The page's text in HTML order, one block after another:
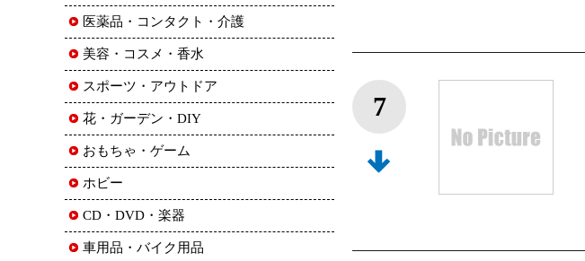
7
医薬品・コンタクト・介護
美容・コスメ・香水
スポーツ・アウトドア
花・ガーデン・DIY
おもちゃ・ゲーム
ホビー
CD・DVD・楽器
車用品・バイク用品